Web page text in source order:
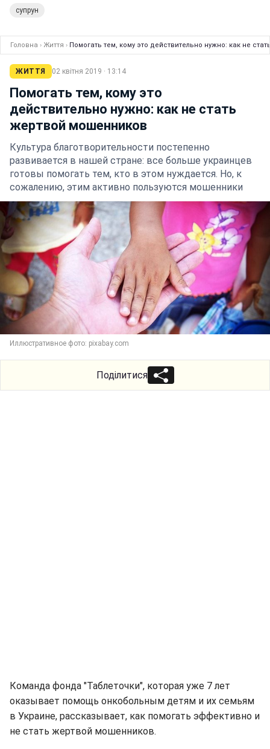
супрун
Головна › Життя › Помогать тем, кому это действительно нужно: как не
ЖИТТЯ 02 квітня 2019 · 13:14
Помогать тем, кому это
действительно нужно: как не стать
жертвой мошенников
Культура благотворительности постепенно
развивается в нашей стране: все больше украинцев
готовы помогать тем, кто в этом нуждается. Но, к
сожалению, этим активно пользуются мошенники
Иллюстративное фото: pixabay.com
Поділитися
Команда фонда "Таблеточки", которая уже 7 лет
оказывает помощь онкобольным детям и их семьям
в Украине, рассказывает, как помогать эффективно и
не стать жертвой мошенников.